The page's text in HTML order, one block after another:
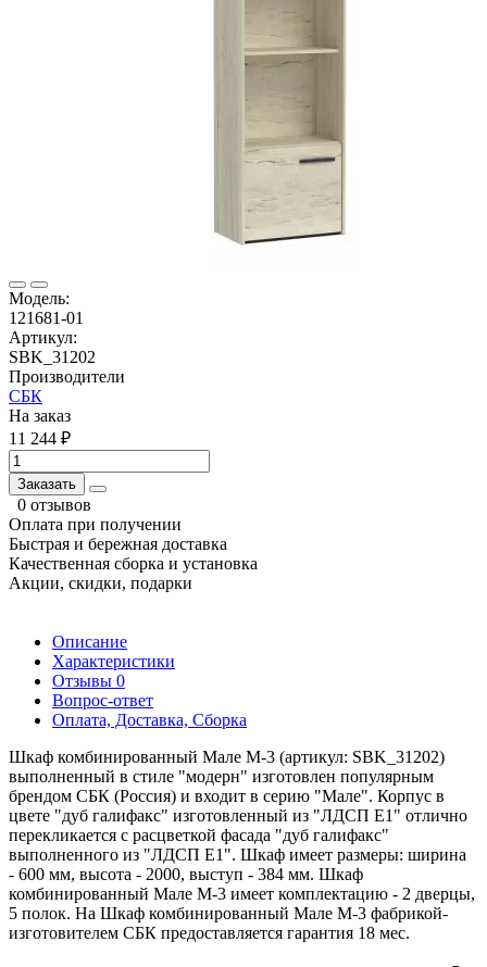
Модель:
121681-01
Артикул:
SBK_31202
Производители
СБК
На заказ
11 244 ₽
Заказать
0 отзывов
Оплата при получении
Быстрая и бережная доставка
Качественная сборка и установка
Акции, скидки, подарки
Описание
Характеристики
Отзывы 0
Вопрос-ответ
Оплата, Доставка, Сборка
Шкаф комбинированный Мале М-3 (артикул: SBK_31202)
выполненный в стиле "модерн" изготовлен популярным
брендом СБК (Россия) и входит в серию "Мале". Корпус в
цвете "дуб галифакс" изготовленный из "ЛДСП Е1" отлично
перекликается с расцветкой фасада "дуб галифакс"
выполненного из "ЛДСП Е1". Шкаф имеет размеры: ширина
- 600 мм, высота - 2000, выступ - 384 мм. Шкаф
комбинированный Мале М-3 имеет комплектацию - 2 дверцы,
5 полок. На Шкаф комбинированный Мале М-3 фабрикой-
изготовителем СБК предоставляется гарантия 18 мес.